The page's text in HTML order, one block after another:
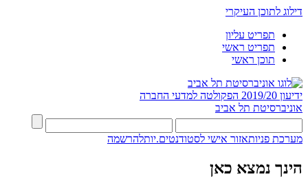
דילוג לתוכן העיקרי
תפריט עליון
תפריט ראשי
תוכן ראשי
ידיעון 2019/20
הפקולטה למדעי החברה
אוניברסיטת תל אביב
מערכת פניותאזור אישי לסטודנטים.יותלהרשמה
הינך נמצא כאן